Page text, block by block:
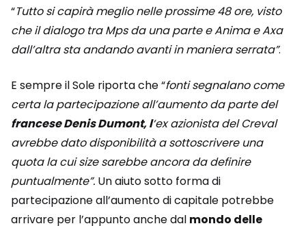
“Tutto si capirà meglio nelle prossime 48 ore, visto
che il dialogo tra Mps da una parte e Anima e Axa
dall’altra sta andando avanti in maniera serrata”.
E sempre il Sole riporta che “fonti segnalano come
certa la partecipazione all’aumento da parte del
francese Denis Dumont, l‘ex azionista del Creval
avrebbe dato disponibilità a sottoscrivere una
quota la cui size sarebbe ancora da definire
puntualmente”. Un aiuto sotto forma di
partecipazione all’aumento di capitale potrebbe
arrivare per l’appunto anche dal mondo delle